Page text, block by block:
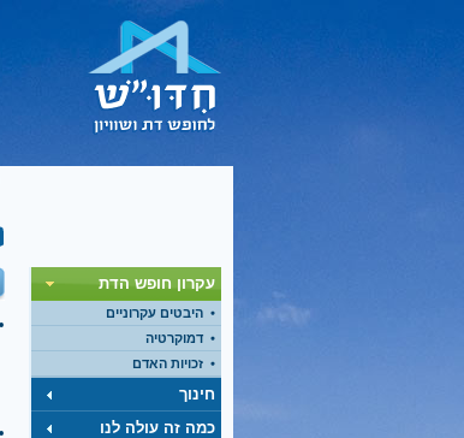
עקרון חופש הדת
היבטים עקרוניים
דמוקרטיה
זכויות האדם
חינוך
כמה זה עולה לנו